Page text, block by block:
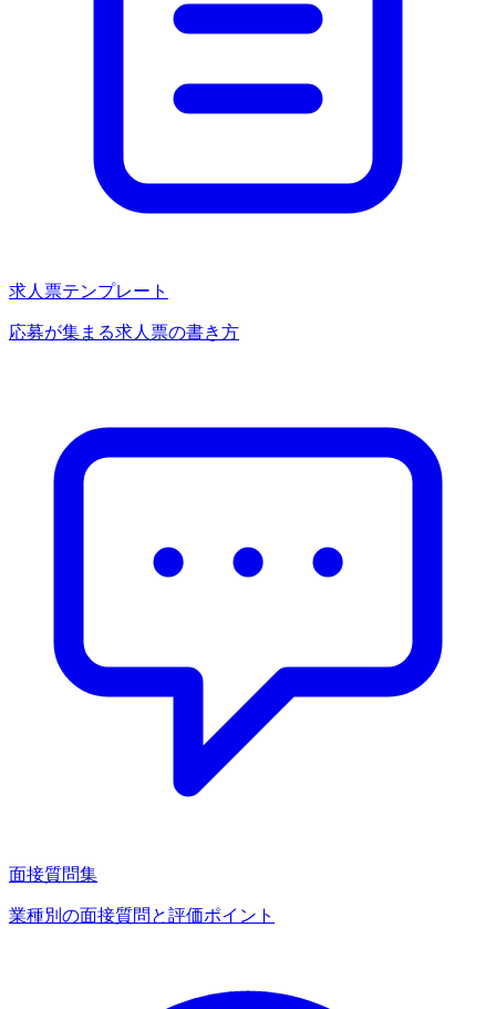
求人票テンプレート
応募が集まる求人票の書き方
面接質問集
業種別の面接質問と評価ポイント